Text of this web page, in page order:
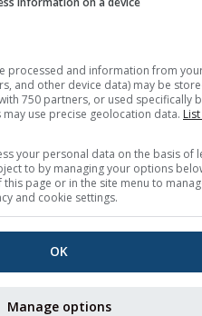
processed and information from
and other device data) may be
750 partners, or used specifically
use precise geolocation data.
your personal data on the basis of
to by managing your options
page or in the site menu to
and cookie settings.
OK
Manage options